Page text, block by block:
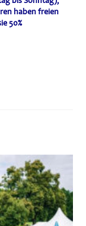
haben freien
50%